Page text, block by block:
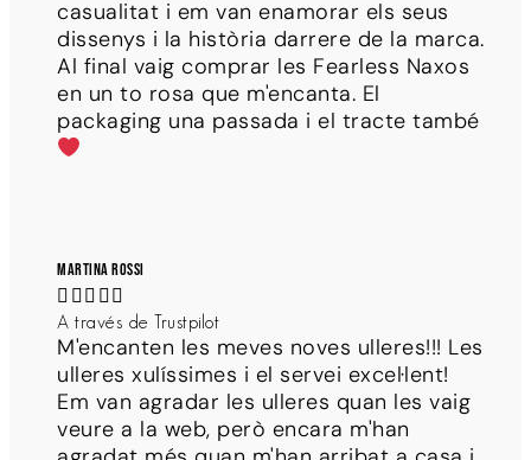
casualitat i em van enamorar els seus
dissenys i la història darrere de la marca.
Al final vaig comprar les Fearless Naxos
en un to rosa que m'encanta. El
packaging una passada i el tracte també
Martina Rossi
    
A través de Trustpilot
M'encanten les meves noves ulleres!!! Les
ulleres xulíssimes i el servei excel·lent!
Em van agradar les ulleres quan les vaig
veure a la web, però encara m'han